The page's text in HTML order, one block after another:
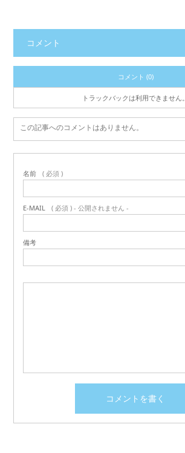
コメント
コメント (0)
トラックバックは利用できません。
この記事へのコメントはありません。
名前 ( 必須 )
E-MAIL ( 必須 ) - 公開されません -
備考